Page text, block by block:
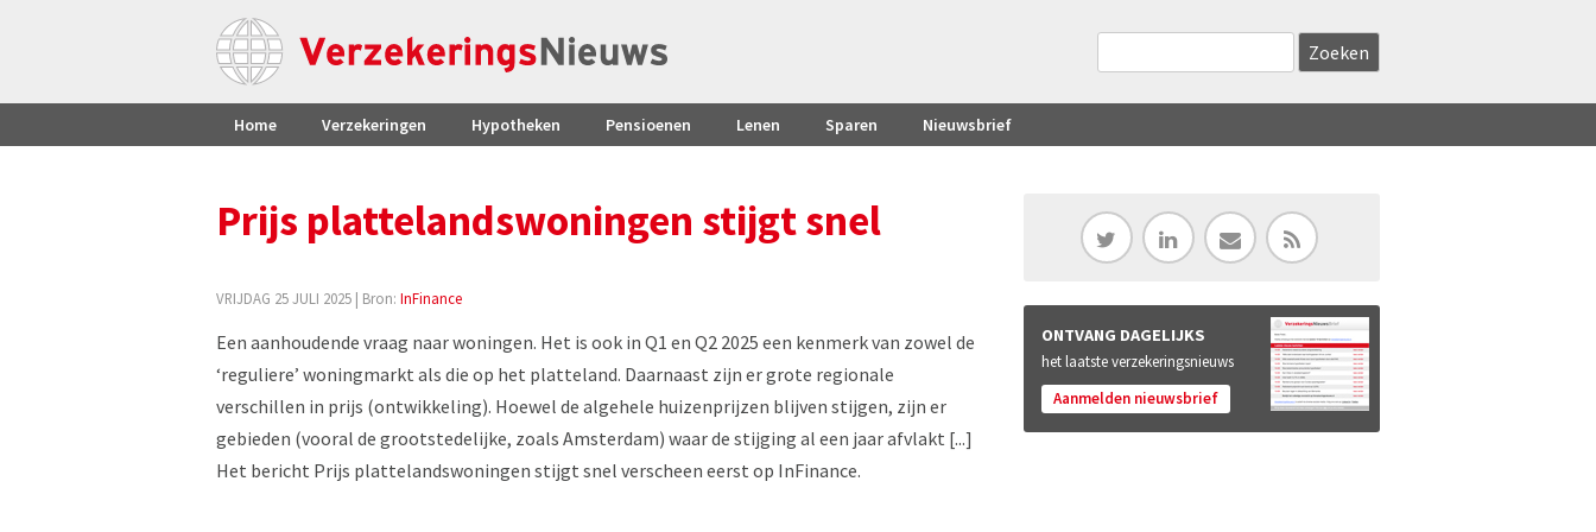
Home Verzekeringen Hypotheken Pensioenen Lenen Sparen Nieuwsbrief
Prijs plattelandswoningen stijgt snel
VRIJDAG 25 JULI 2025 | Bron: InFinance
Een aanhoudende vraag naar woningen. Het is ook in Q1 en Q2 2025 een kenmerk van zowel de
‘reguliere’ woningmarkt als die op het platteland. Daarnaast zijn er grote regionale
verschillen in prijs (ontwikkeling). Hoewel de algehele huizenprijzen blijven stijgen, zijn er
gebieden (vooral de grootstedelijke, zoals Amsterdam) waar de stijging al een jaar afvlakt [...]
Het bericht Prijs plattelandswoningen stijgt snel verscheen eerst op InFinance.
ONTVANG DAGELIJKS
het laatste verzekeringsnieuws
Aanmelden nieuwsbrief